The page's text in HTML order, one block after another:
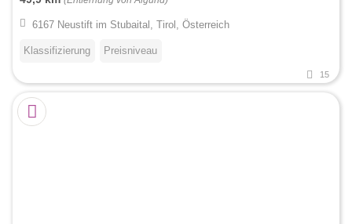
6167 Neustift im Stubaital, Tirol, Österreich
Klassifizierung Preisniveau
15